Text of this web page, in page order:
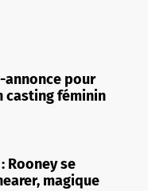
annonce pour
casting féminin
Rooney se
magique